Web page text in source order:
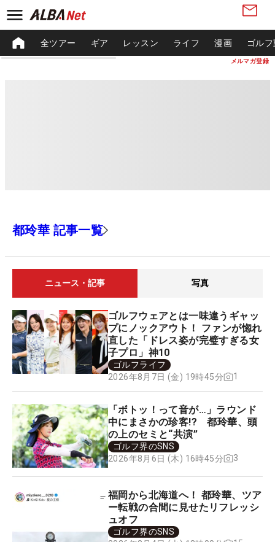
メルマガ登録
全ツアー ギア レッスン ライフ 漫画 ゴル
都玲華 記事一覧
ニュース・記事 写真
ゴルフウェアとは一味違うギャッ
プにノックアウト！ ファンが惚れ
直した「ドレス姿が完璧すぎる女
子プロ」神10
ゴルフライフ
2026年8月7日 (金) 19時45分
1
「ボトッ！って音が…」ラウンド
中にまさかの珍客!? 都玲華、頭
の上のセミと“共演”
ゴルフ界のSNS
2026年8月6日 (木) 16時45分
3
福岡から北海道へ！ 都玲華、ツア
ー転戦の合間に見せたリフレッシ
ュオフ
ゴルフ界のSNS